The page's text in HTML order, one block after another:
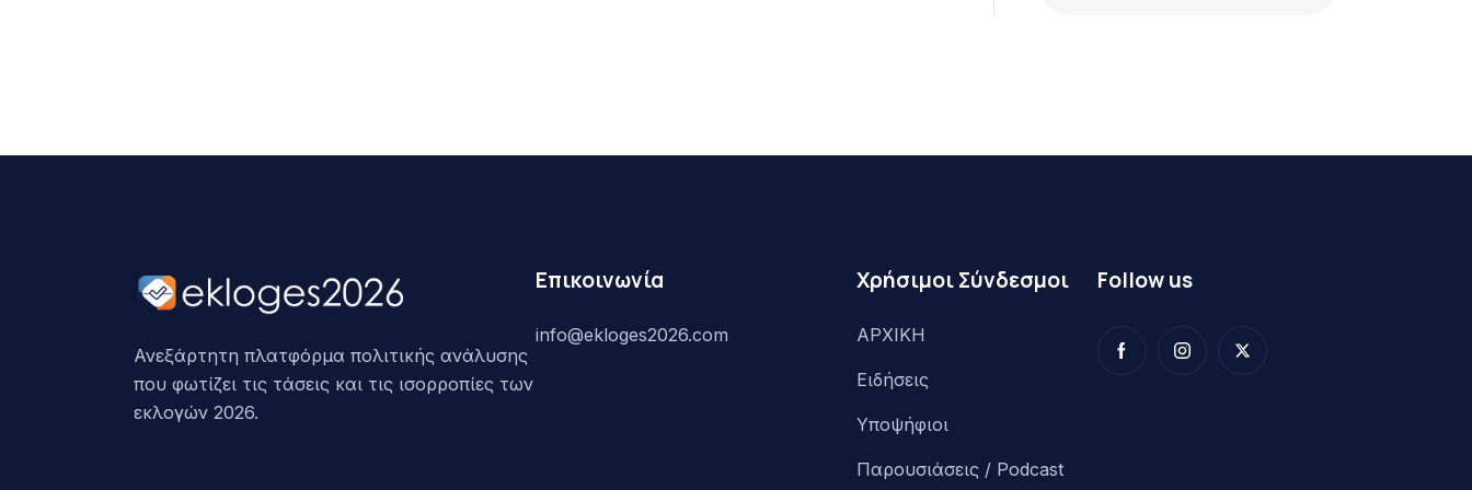
Ανεξάρτητη πλατφόρμα πολιτικής ανάλυσης
που φωτίζει τις τάσεις και τις ισορροπίες των
εκλογών 2026.
Επικοινωνία
info@ekloges2026.com
Χρήσιμοι Σύνδεσμοι
ΑΡΧΙΚΗ
Ειδήσεις
Υποψήφιοι
Παρουσιάσεις / Podcast
Follow us